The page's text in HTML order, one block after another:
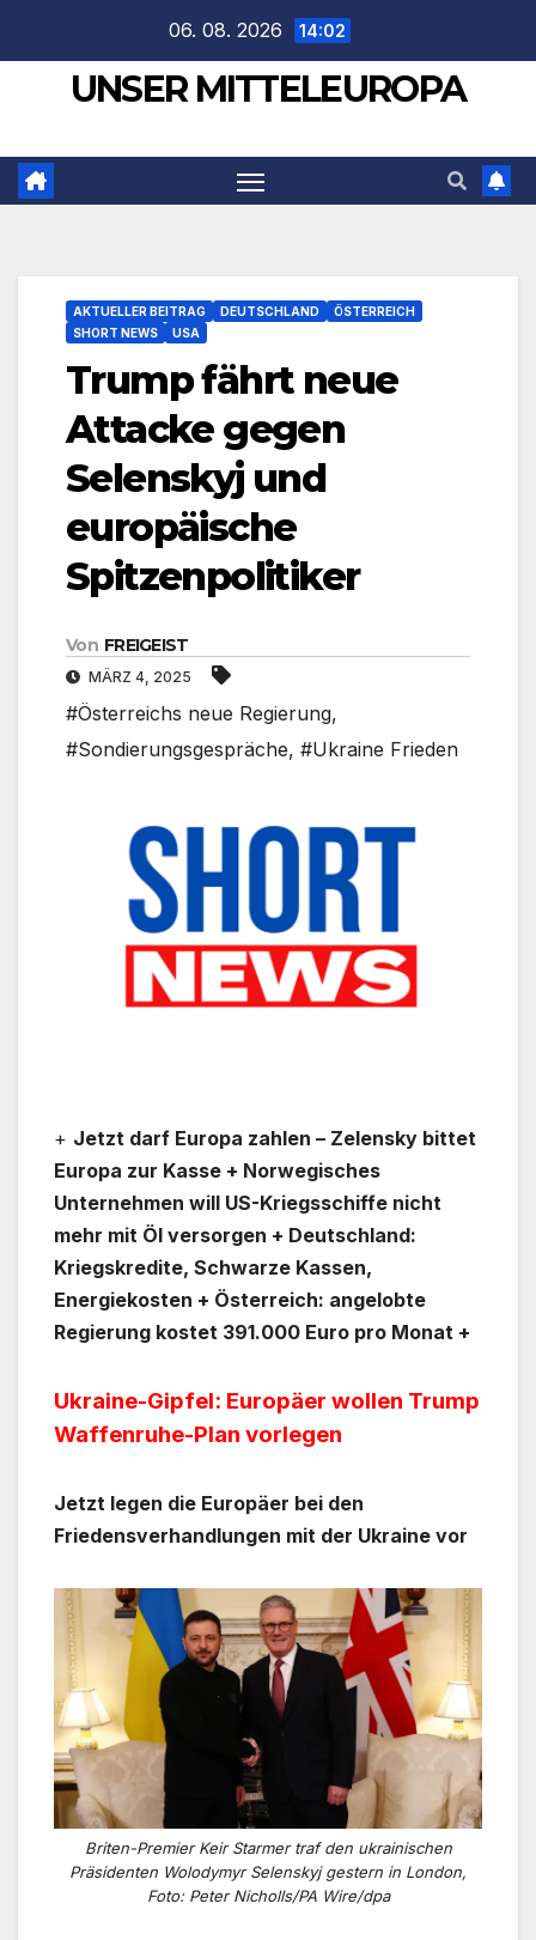
springen
06. 08. 2026 14:02
UNSER MITTELEUROPA
AKTUELLER BEITRAG DEUTSCHLAND
ÖSTERREICH
SHORT NEWS
USA
Trump fährt neue
Attacke gegen
Selenskyj und
europäische
Spitzenpolitiker
Von FREIGEIST
MÄRZ 4, 2025
#Österreichs neue Regierung,
#Sondierungsgespräche, #Ukraine Frieden
+ Jetzt darf Europa zahlen – Zelensky bittet
Europa zur Kasse + Norwegisches
Unternehmen will US-Kriegsschiffe nicht
mehr mit Öl versorgen + Deutschland:
Kriegskredite, Schwarze Kassen,
Energiekosten + Österreich: angelobte
Regierung kostet 391.000 Euro pro Monat +
Ukraine-Gipfel: Europäer wollen Trump
Waffenruhe-Plan vorlegen
Jetzt legen die Europäer bei den
Friedensverhandlungen mit der Ukraine vor
Briten-Premier Keir Starmer traf den ukrainischen
Präsidenten Wolodymyr Selenskyj gestern in London,
Foto: Peter Nicholls/PA Wire/dpa